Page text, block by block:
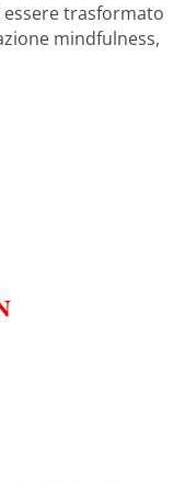
trasformato
mindfulness,